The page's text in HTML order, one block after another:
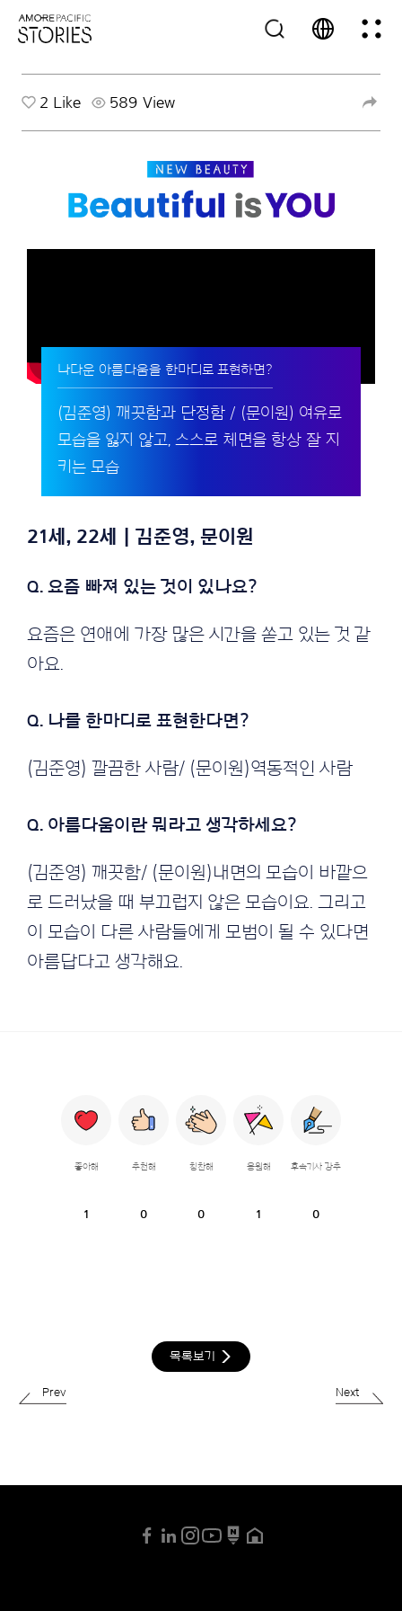
2 Like 589 View
나다운 아름다움을 한마디로 표현하면?
(김준영) 깨끗함과 단정함 / (문이원) 여유로
모습을 잃지 않고, 스스로 체면을 항상 잘 지
키는 모습
21세, 22세 | 김준영, 문이원
Q. 요즘 빠져 있는 것이 있나요?
요즘은 연애에 가장 많은 시간을 쏟고 있는 것 같
아요.
Q. 나를 한마디로 표현한다면?
(김준영) 깔끔한 사람/ (문이원)역동적인 사람
Q. 아름다움이란 뭐라고 생각하세요?
(김준영) 깨끗함/ (문이원)내면의 모습이 바깥으
로 드러났을 때 부끄럽지 않은 모습이요. 그리고
이 모습이 다른 사람들에게 모범이 될 수 있다면
아름답다고 생각해요.
좋아해
1
추천해
0
칭찬해
0
응원해
1
후속기사 강추
0
목록보기
Prev Next